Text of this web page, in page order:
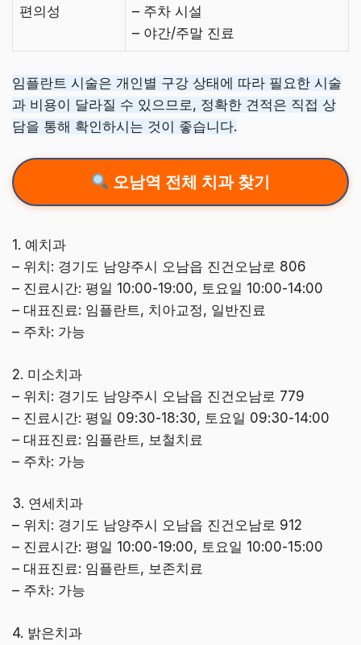
편의성
– 주차 시설
– 야간/주말 진료
임플란트 시술은 개인별 구강 상태에 따라 필요한 시술
과 비용이 달라질 수 있으므로, 정확한 견적은 직접 상
담을 통해 확인하시는 것이 좋습니다.
오남역 전체 치과 찾기
1. 예치과
– 위치: 경기도 남양주시 오남읍 진건오남로 806
– 진료시간: 평일 10:00-19:00, 토요일 10:00-14:00
– 대표진료: 임플란트, 치아교정, 일반진료
– 주차: 가능
2. 미소치과
– 위치: 경기도 남양주시 오남읍 진건오남로 779
– 진료시간: 평일 09:30-18:30, 토요일 09:30-14:00
– 대표진료: 임플란트, 보철치료
– 주차: 가능
3. 연세치과
– 위치: 경기도 남양주시 오남읍 진건오남로 912
– 진료시간: 평일 10:00-19:00, 토요일 10:00-15:00
– 대표진료: 임플란트, 보존치료
– 주차: 가능
4. 밝은치과